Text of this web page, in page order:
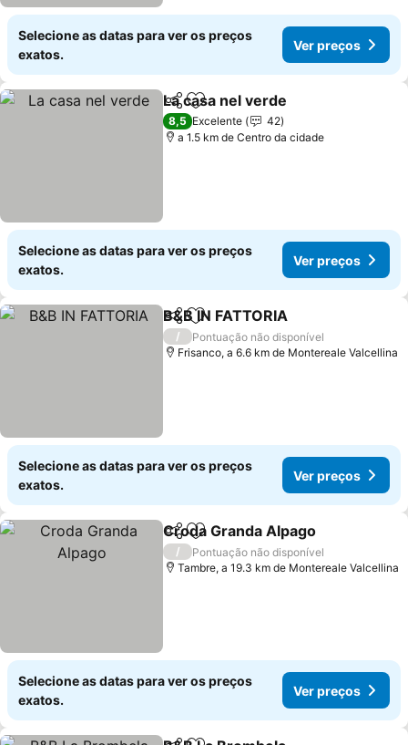
Selecione as datas para ver os preços
exatos.
Ver preços
PartilharAdicionar aos favoritos
La casa nel verde
8,5 Excelente
42
a 1.5 km de Centro da cidade
Selecione as datas para ver os preços
exatos.
Ver preços
PartilharAdicionar aos favoritos
B&B IN FATTORIA
/
Pontuação não disponível
Frisanco, a 6.6 km de Montereale Valcellina
Selecione as datas para ver os preços
exatos.
Ver preços
PartilharAdicionar aos favoritos
Croda Granda Alpago
/
Pontuação não disponível
Tambre, a 19.3 km de Montereale Valcellina
Selecione as datas para ver os preços
exatos.
Ver preços